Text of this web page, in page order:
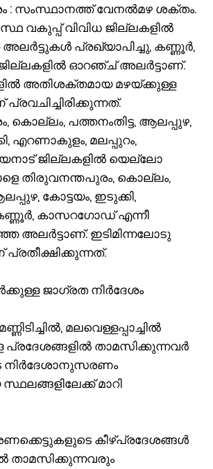
: സംസ്ഥാനത്ത് വേനൽമഴ ശക്തം.
വകുപ്പ് വിവിധ ജില്ലകളിൽ
പ്രഖ്യാപിച്ചു, കണ്ണൂർ,
ഓറഞ്ച് അലർട്ടാണ്.
അതിശക്തമായ മഴയ്ക്കുള്ള
കൊല്ലം, പത്തനംതിട്ട, ആലപ്പുഴ,
എറണാകുളം, മലപ്പുറം,
ജില്ലകളിൽ യെല്ലോ
തിരുവനന്തപുരം, കൊല്ലം,
കോട്ടയം, ഇടുക്കി,
കാസറഗോഡ് എന്നീ
അലർട്ടാണ്. ഇടിമിന്നലോടു
ജാഗ്രത നിർദേശം
മലവെള്ളപ്പാച്ചിൽ
താമസിക്കുന്നവർ
മാറി
കീഴ്പ്രദേശങ്ങൾ
താമസിക്കുന്നവരും